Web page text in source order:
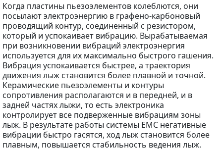
Когда пластины пьезоэлементов колеблются, они
посылают электроэнергию в графено-карбоновый
проводящий контур, соединенный с резистором,
который и успокаивает вибрацию. Вырабатываемая
при возникновении вибраций электроэнергия
используется для их максимально быстрого гашения.
Вибрация успокаивается быстрее, а траектория
движения лыж становится более плавной и точной.
Керамические пьезоэлементы и контуры
сопротивления располагаются и в передней, и в
задней частях лыжи, то есть электроника
контролирует все подверженные вибрациям зоны
лыж. В результате работы системы EMC негативные
вибрации быстро гасятся, ход лыж становится более
плавным, повышается стабильность ведения лыж.